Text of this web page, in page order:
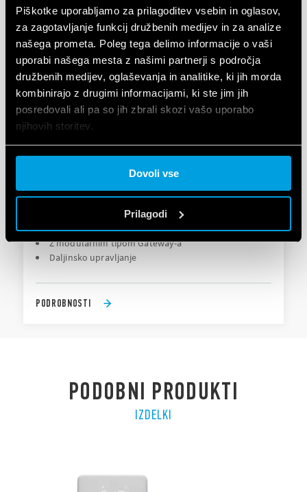
Piškotke uporabljamo za prilagoditev vsebin in oglasov,
za zagotavljanje funkcij družbenih medijev in za analize
našega prometa. Poleg tega delimo informacije o vaši
uporabi našega mesta z našimi partnerji s področja
družbenih medijev, oglaševanja in analitike, ki jih morda
kombinirajo z drugimi informacijami, ki ste jim jih
posredovali ali pa so jih zbrali skozi vašo uporabo
njihovih storitev.
Cookie policy.
Dovoli vse
Prilagodi
PODROBNOSTI
TIP 1CB190050007PQA - BLISS2 KIT Z
MODULARNIM GATEWAY-EM
Z modularnim tipom Gateway-a
Daljinsko upravljanje
PODROBNOSTI
PODOBNI PRODUKTI
IZDELKI